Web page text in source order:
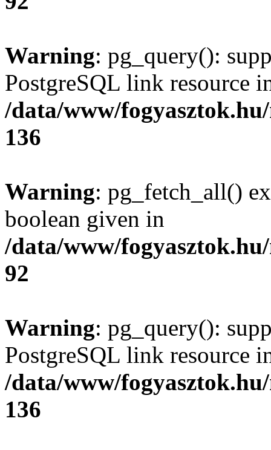
Warning: pg_query():
PostgreSQL link resource
/data/www/
136
Warning: pg_fetch_all()
boolean given in
/data/www/
92
Warning: pg_query():
PostgreSQL link resource
/data/www/
136